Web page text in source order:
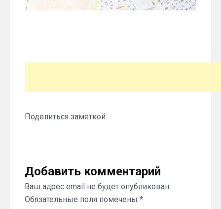
Поделиться заметкой:
Добавить комментарий
Ваш адрес email не будет опубликован.
Обязательные поля помечены *